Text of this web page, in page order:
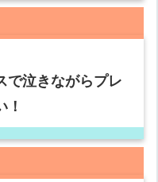
で泣きながらプレ
！